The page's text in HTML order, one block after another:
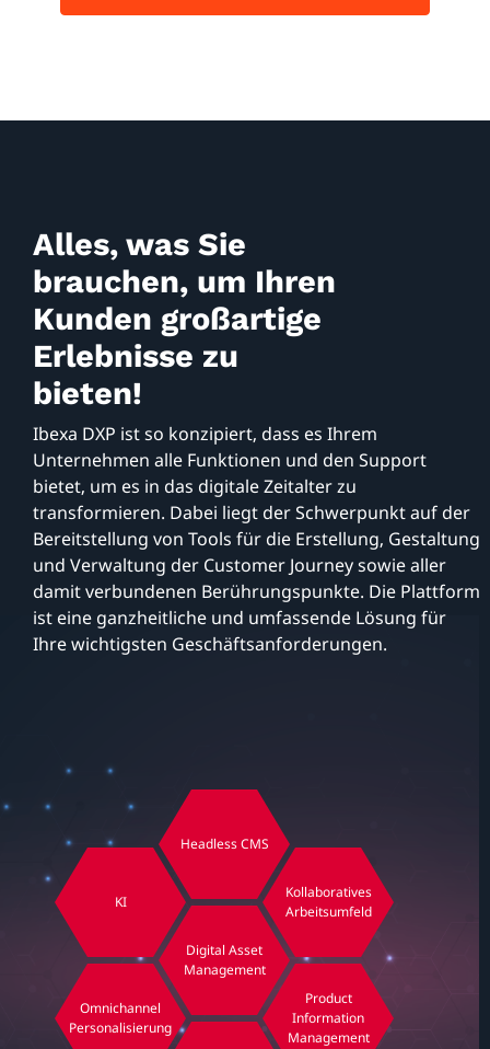
Alles, was Sie
brauchen, um Ihren
Kunden großartige
Erlebnisse zu
bieten!
Ibexa DXP ist so konzipiert, dass es Ihrem
Unternehmen alle Funktionen und den Support
bietet, um es in das digitale Zeitalter zu
transformieren. Dabei liegt der Schwerpunkt auf der
Bereitstellung von Tools für die Erstellung, Gestaltung
und Verwaltung der Customer Journey sowie aller
damit verbundenen Berührungspunkte. Die Plattform
ist eine ganzheitliche und umfassende Lösung für
Ihre wichtigsten Geschäftsanforderungen.
Headless CMS
KI
Kollaboratives
Arbeitsumfeld
Digital Asset
Management
Omnichannel
Personalisierung
Product
Information
Management